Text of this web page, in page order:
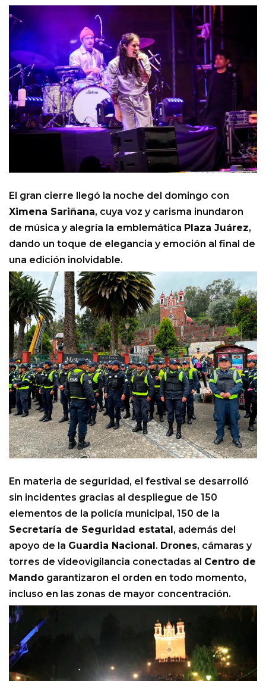
El gran cierre llegó la noche del domingo con
Ximena Sariñana, cuya voz y carisma inundaron
de música y alegría la emblemática Plaza Juárez,
dando un toque de elegancia y emoción al final de
una edición inolvidable.
En materia de seguridad, el festival se desarrolló
sin incidentes gracias al despliegue de 150
elementos de la policía municipal, 150 de la
Secretaría de Seguridad estatal, además del
apoyo de la Guardia Nacional. Drones, cámaras y
torres de videovigilancia conectadas al Centro de
Mando garantizaron el orden en todo momento,
incluso en las zonas de mayor concentración.